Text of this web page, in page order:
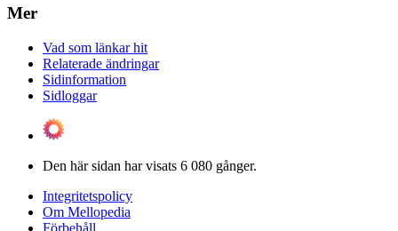
Mer
Vad som länkar hit
Relaterade ändringar
Sidinformation
Sidloggar
Den här sidan har visats 6 080 gånger.
Integritetspolicy
Om Mellopedia
Förbehåll